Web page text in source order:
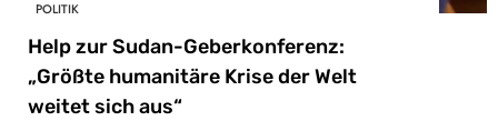
POLITIK
Help zur Sudan-Geberkonferenz:
„Größte humanitäre Krise der Welt
weitet sich aus“